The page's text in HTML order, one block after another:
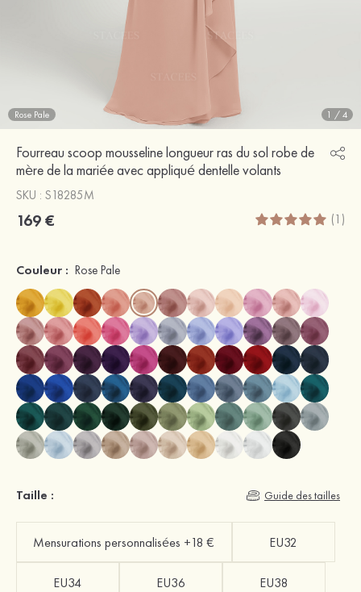
Rose Pale 1 /4
Fourreau scoop mousseline longueur ras du sol robe de
mère de la mariée avec appliqué dentelle volants
SKU : S18285M
169 € (1)
Couleur : Rose Pale
Taille : Guide des tailles
Mensurations personnalisées +18 € EU32
EU34 EU36 EU38